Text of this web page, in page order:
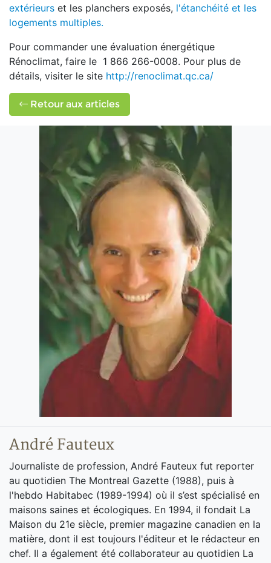
extérieurs et les planchers exposés, l'étanchéité et les
logements multiples.
Pour commander une évaluation énergétique
Rénoclimat, faire le 1 866 266-0008. Pour plus de
détails, visiter le site http://renoclimat.qc.ca/
Retour aux articles
André Fauteux
Journaliste de profession, André Fauteux fut reporter
au quotidien The Montreal Gazette (1988), puis à
l'hebdo Habitabec (1989-1994) où il s’est spécialisé en
maisons saines et écologiques. En 1994, il fondait La
Maison du 21e siècle, premier magazine canadien en la
matière, dont il est toujours l'éditeur et le rédacteur en
chef. Il a également été collaborateur au quotidien La